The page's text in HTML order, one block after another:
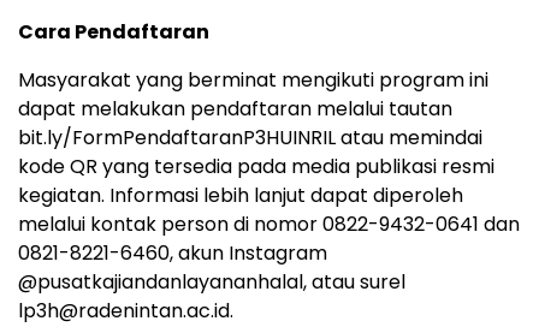
Cara Pendaftaran
Masyarakat yang berminat mengikuti program ini
dapat melakukan pendaftaran melalui tautan
bit.ly/FormPendaftaranP3HUINRIL atau memindai
kode QR yang tersedia pada media publikasi resmi
kegiatan. Informasi lebih lanjut dapat diperoleh
melalui kontak person di nomor 0822-9432-0641 dan
0821-8221-6460, akun Instagram
@pusatkajiandanlayananhalal, atau surel
lp3h@radenintan.ac.id.